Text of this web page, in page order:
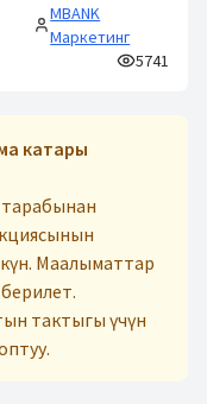
MBANK
Маркетинг
5741
катары
Маалыматтар
тактыгы үчүн